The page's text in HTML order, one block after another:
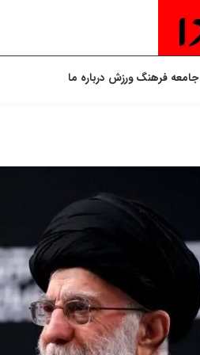
جامعه فرهنگورزش درباره ما